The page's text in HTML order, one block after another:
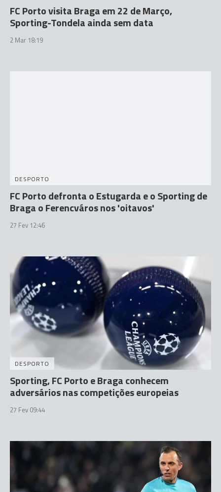
FC Porto visita Braga em 22 de Março,
Sporting-Tondela ainda sem data
2 Mar 18:19
DESPORTO
FC Porto defronta o Estugarda e o Sporting de
Braga o Ferencváros nos 'oitavos'
27 Fev 12:46
DESPORTO
Sporting, FC Porto e Braga conhecem
adversários nas competições europeias
27 Fev 09:44